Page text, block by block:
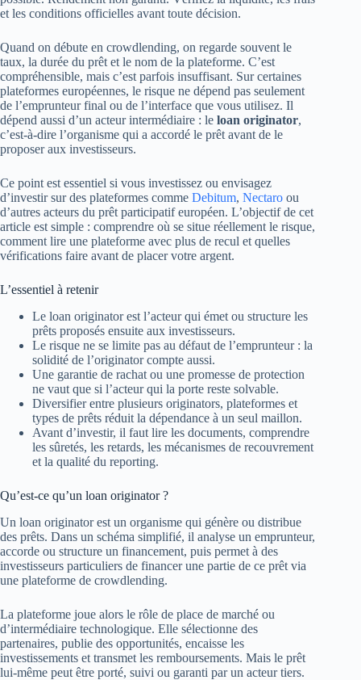
et les conditions officielles avant toute décision.
Quand on débute en crowdlending, on regarde souvent le
taux, la durée du prêt et le nom de la plateforme. C’est
compréhensible, mais c’est parfois insuffisant. Sur certaines
plateformes européennes, le risque ne dépend pas seulement
de l’emprunteur final ou de l’interface que vous utilisez. Il
dépend aussi d’un acteur intermédiaire : le loan originator,
c’est-à-dire l’organisme qui a accordé le prêt avant de le
proposer aux investisseurs.
Ce point est essentiel si vous investissez ou envisagez
d’investir sur des plateformes comme Debitum, Nectaro ou
d’autres acteurs du prêt participatif européen. L’objectif de cet
article est simple : comprendre où se situe réellement le risque,
comment lire une plateforme avec plus de recul et quelles
vérifications faire avant de placer votre argent.
L’essentiel à retenir
Le loan originator est l’acteur qui émet ou structure les
prêts proposés ensuite aux investisseurs.
Le risque ne se limite pas au défaut de l’emprunteur : la
solidité de l’originator compte aussi.
Une garantie de rachat ou une promesse de protection
ne vaut que si l’acteur qui la porte reste solvable.
Diversifier entre plusieurs originators, plateformes et
types de prêts réduit la dépendance à un seul maillon.
Avant d’investir, il faut lire les documents, comprendre
les sûretés, les retards, les mécanismes de recouvrement
et la qualité du reporting.
Qu’est-ce qu’un loan originator ?
Un loan originator est un organisme qui génère ou distribue
des prêts. Dans un schéma simplifié, il analyse un emprunteur,
accorde ou structure un financement, puis permet à des
investisseurs particuliers de financer une partie de ce prêt via
une plateforme de crowdlending.
La plateforme joue alors le rôle de place de marché ou
d’intermédiaire technologique. Elle sélectionne des
partenaires, publie des opportunités, encaisse les
investissements et transmet les remboursements. Mais le prêt
lui-même peut être porté, suivi ou garanti par un acteur tiers.